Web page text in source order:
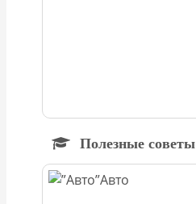
Полезные советы
Авто